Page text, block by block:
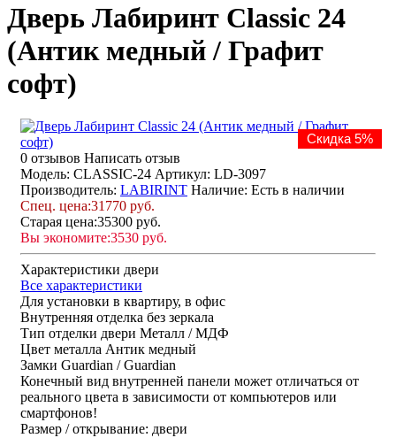
Дверь Лабиринт Classic 24
(Антик медный / Графит
софт)
Скидка 5%
0 отзывов Написать отзыв
Модель: CLASSIC-24 Артикул: LD-3097
Производитель: LABIRINT Наличие: Есть в наличии
Спец. цена:31770 руб.
Старая цена:35300 руб.
Вы экономите:3530 руб.
Характеристики двери
Все характеристики
Для установки в квартиру, в офис
Внутренняя отделка без зеркала
Тип отделки двери Металл / МДФ
Цвет металла Антик медный
Замки Guardian / Guardian
Конечный вид внутренней панели может отличаться от
реального цвета в зависимости от компьютеров или
смартфонов!
Размер / открывание: двери